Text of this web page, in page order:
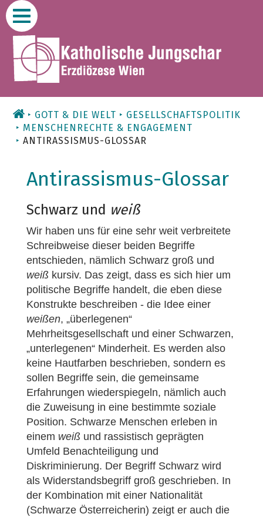
Zum
Inhalt
GOTT & DIE WELT
GESELLSCHAFTSPOLITIK
MENSCHENRECHTE & ENGAGEMENT
ANTIRASSISMUS-GLOSSAR
Antirassismus-Glossar
Schwarz und weiß
Wir haben uns für eine sehr weit verbreitete
Schreibweise dieser beiden Begriffe
entschieden, nämlich Schwarz groß und
weiß kursiv. Das zeigt, dass es sich hier um
politische Begriffe handelt, die eben diese
Konstrukte beschreiben - die Idee einer
weißen, „überlegenen“
Mehrheitsgesellschaft und einer Schwarzen,
„unterlegenen“ Minderheit. Es werden also
keine Hautfarben beschrieben, sondern es
sollen Begriffe sein, die gemeinsame
Erfahrungen wiederspiegeln, nämlich auch
die Zuweisung in eine bestimmte soziale
Position. Schwarze Menschen erleben in
einem weiß und rassistisch geprägten
Umfeld Benachteiligung und
Diskriminierung. Der Begriff Schwarz wird
als Widerstandsbegriff groß geschrieben. In
der Kombination mit einer Nationalität
(Schwarze Österreicherin) zeigt er auch die